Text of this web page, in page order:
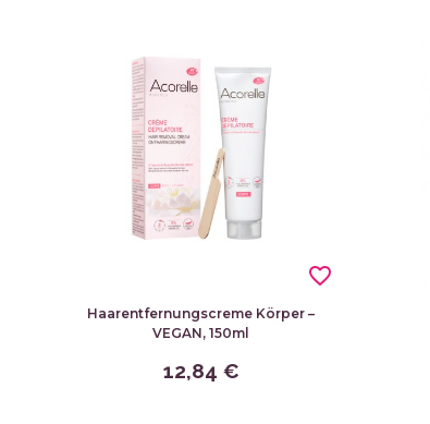
Haarentfernungscreme Körper –
VEGAN, 150ml
12,84 €
favorite_border